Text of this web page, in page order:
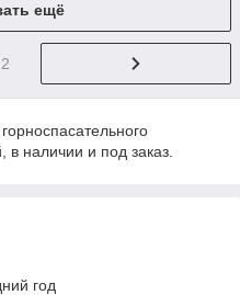
ещё
наличии и под заказ.
год